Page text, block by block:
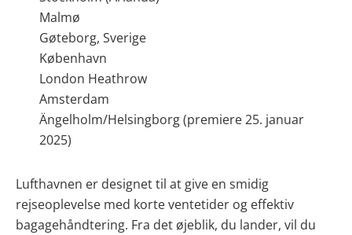
Malmø
Gøteborg, Sverige
København
London Heathrow
Amsterdam
Ängelholm/Helsingborg (premiere 25. januar
2025)
Lufthavnen er designet til at give en smidig
rejseoplevelse med korte ventetider og effektiv
bagagehåndtering. Fra det øjeblik, du lander, vil du